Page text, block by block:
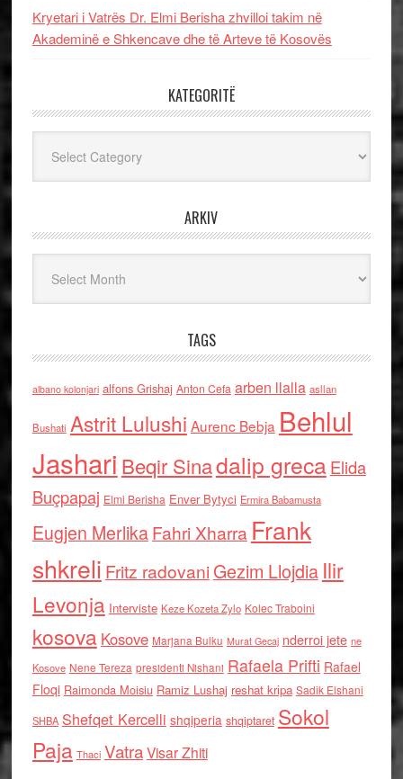
Kryetari i Vatrës Dr. Elmi Berisha zhvilloi takim në
Akademinë e Shkencave dhe të Arteve të Kosovës
KATEGORITË
ARKIV
TAGS
albano kolonjari alfons Grishaj Anton Cefa arben llalla asllan
Bushati Astrit Lulushi Aurenc Bebja Behlul
Jashari Beqir Sinadalip grecaElida
Buçpapaj Elmi Berisha Enver Bytyci Ermira Babamusta
Eugjen MerlikaFahri Xharra Frank
shkreli Fritz radovaniGezim Llojdia Ilir
Levonja Interviste Keze Kozeta Zylo Kolec Traboini
kosova Kosove Marjana Bulku Murat Gecaj nderroi jete ne
Kosove Nene Tereza presidenti Nishani Rafaela Prifti Rafael
Floqi Raimonda Moisiu Ramiz Lushaj reshat kripa Sadik Elshani
SHBA Shefqet Kercelli shqiperia shqiptaret Sokol
Paja Thaci VatraVisar Zhiti